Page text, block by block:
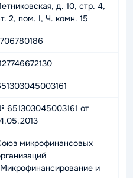
д. 10, стр. 4,
2, пом. I, Ч. комн. 15
651303045003161 от
микрофинансовых
и